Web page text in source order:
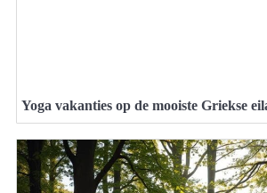
Yoga vakanties op de mooiste Griekse